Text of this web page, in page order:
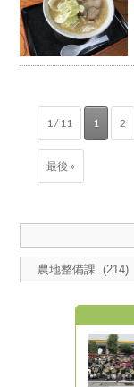
1 / 11 1 2
最後 »